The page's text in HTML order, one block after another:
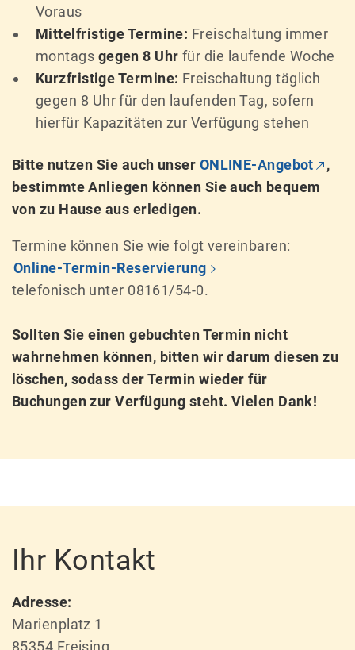
Voraus
Mittelfristige Termine: Freischaltung immer
montags gegen 8 Uhr für die laufende Woche
Kurzfristige Termine: Freischaltung täglich
gegen 8 Uhr für den laufenden Tag, sofern
hierfür Kapazitäten zur Verfügung stehen
Bitte nutzen Sie auch unser ONLINE-Angebot
,
bestimmte Anliegen können Sie auch bequem
von zu Hause aus erledigen.
Termine können Sie wie folgt vereinbaren:
Online-Termin-Reservierung
telefonisch unter 08161/54-0.
Sollten Sie einen gebuchten Termin nicht
wahrnehmen können, bitten wir darum diesen zu
löschen, sodass der Termin wieder für
Buchungen zur Verfügung steht. Vielen Dank!
Ihr Kontakt
Adresse:
Marienplatz 1
85354 Freising